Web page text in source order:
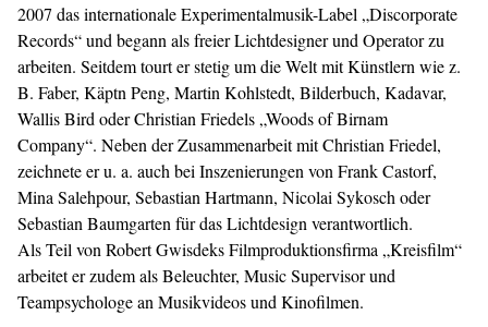
2007 das internationale Experimentalmusik-Label „Discorporate
Records“ und begann als freier Lichtdesigner und Operator zu
arbeiten. Seitdem tourt er stetig um die Welt mit Künstlern wie z.
B. Faber, Käptn Peng, Martin Kohlstedt, Bilderbuch, Kadavar,
Wallis Bird oder Christian Friedels „Woods of Birnam
Company“. Neben der Zusammenarbeit mit Christian Friedel,
zeichnete er u. a. auch bei Inszenierungen von Frank Castorf,
Mina Salehpour, Sebastian Hartmann, Nicolai Sykosch oder
Sebastian Baumgarten für das Lichtdesign verantwortlich.
Als Teil von Robert Gwisdeks Filmproduktionsfirma „Kreisfilm“
arbeitet er zudem als Beleuchter, Music Supervisor und
Teampsychologe an Musikvideos und Kinofilmen.